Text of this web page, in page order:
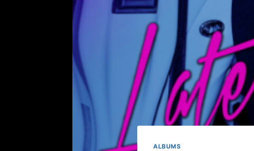
ALBUMS